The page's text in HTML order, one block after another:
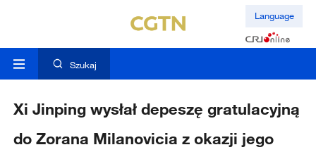
Language
Szukaj
Xi Jinping wysłał depeszę gratulacyjną
do Zorana Milanovicia z okazji jego